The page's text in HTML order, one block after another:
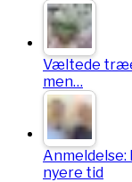
Væltede
men…
nyere tid